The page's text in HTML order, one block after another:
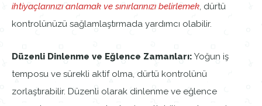
ihtiyaçlarınızı anlamak ve sınırlarınızı belirlemek, dürtü
kontrolünüzü sağlamlaştırmada yardımcı olabilir.
Düzenli Dinlenme ve Eğlence Zamanları: Yoğun iş
temposu ve sürekli aktif olma, dürtü kontrolünü
zorlaştırabilir. Düzenli olarak dinlenme ve eğlence